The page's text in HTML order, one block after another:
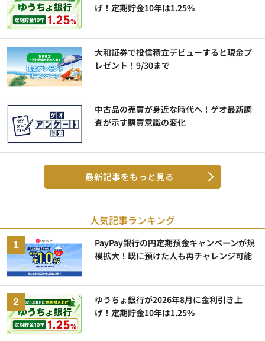
げ！定期貯金10年は1.25%
大和証券で投信積立デビューすると現金プ
レゼント！9/30まで
中古品の売買が身近な時代へ！ゲオ最新調
査が示す購買意識の変化
最新記事をもっと見る
人気記事ランキング
PayPay銀行の円定期預金キャンペーンが規
模拡大！既に預けた人も再チャレンジ可能
ゆうちょ銀行が2026年8月に金利引き上
げ！定期貯金10年は1.25%